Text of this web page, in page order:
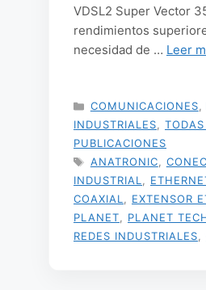
VDSL2 Super Vector
rendimientos
necesidad de … Leer
CATEGORÍAS
COMUNICACIONES
INDUSTRIALES
PUBLICACIONES
ETIQUETAS
ANATRONIC
INDUSTRIAL
COAXIAL
EXTENSOR
PLANET
PLANET
REDES INDUSTRIALES